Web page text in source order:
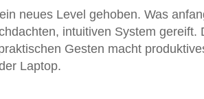
neues Level gehoben. Was
intuitiven System gereift.
Gesten macht
Laptop.